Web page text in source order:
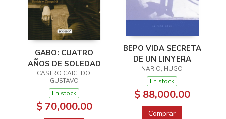
GABO: CUATRO
AÑOS DE SOLEDAD
CASTRO CAICEDO,
GUSTAVO
En stock
$ 70,000.00
BEPO VIDA SECRETA
DE UN LINYERA
NARIO, HUGO
En stock
$ 88,000.00
Comprar